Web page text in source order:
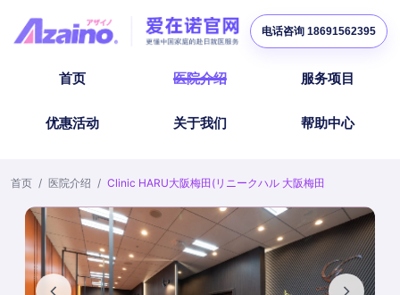
首页 医院介绍 服务项目
优惠活动 关于我们 帮助中心
电话咨询 18691562395
首页 / 医院介绍 / Clinic HARU大阪梅田(リニークハル 大阪梅田